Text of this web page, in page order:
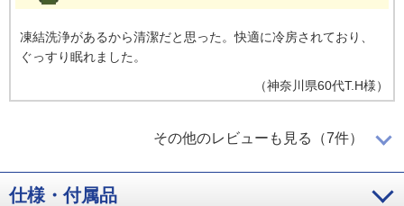
凍結洗浄があるから清潔だと思った。快適に冷房されており、
ぐっすり眠れました。
（神奈川県60代T.H様）
冷えるのが早く、凍結洗浄で毎回綺麗
その他のレビューも見る（7件）
仕様・付属品